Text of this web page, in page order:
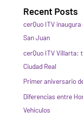
Recent Posts
cerQuo ITV
San Juan
cerQuo ITV Villarta:
Ciudad Real
Primer aniversario
Diferencias entre
Vehículos